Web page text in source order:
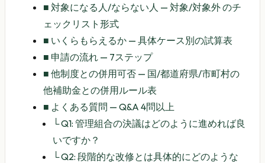
■ 対象になる人/ならない人 — 対象/対象外 のチ
ェックリスト形式
■ いくらもらえるか — 具体ケース別の試算表
■ 申請の流れ — 7ステップ
■ 他制度との併用可否 — 国/都道府県/市町村の
他補助金との併用ルール表
■ よくある質問 — Q&A 4問以上
└Q1: 管理組合の決議はどのように進めれば良
いですか？
└Q2: 段階的な改修とは具体的にどのような